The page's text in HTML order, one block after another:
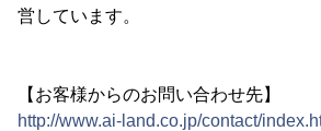
営しています。
【お客様からのお問い合わせ先】
http://www.ai-land.co.jp/contact/